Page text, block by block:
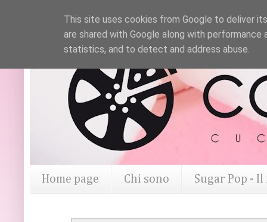
Home page Chi sono Sugar Pop -
This site uses cookies from Google to deliver
are shared with Google along with
statistics, and to detect and address abuse.